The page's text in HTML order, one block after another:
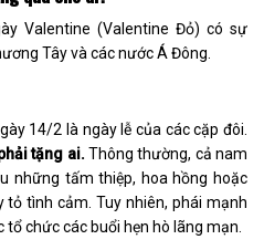
Valentine (Valentine Đỏ) có sự
Tây và các nước Á Đông.
14/2 là ngày lễ của các cặp đôi.
tặng ai. Thông thường, cả nam
những tấm thiệp, hoa hồng hoặc
tình cảm. Tuy nhiên, phái mạnh
chức các buổi hẹn hò lãng mạn.